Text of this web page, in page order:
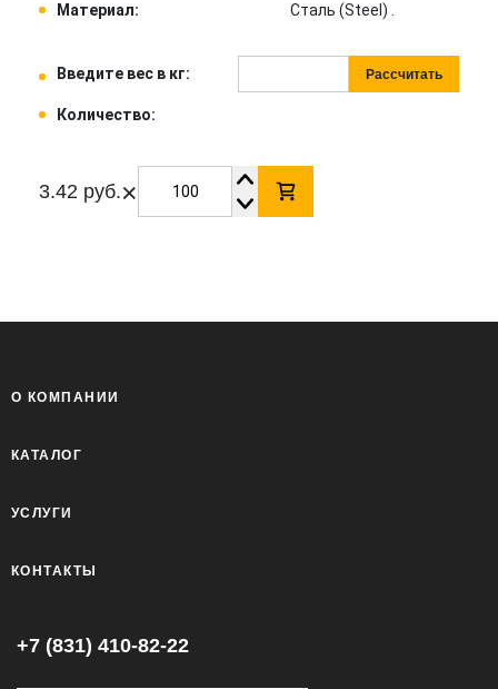
Материал:
Сталь (Steel) .
Введите вес в кг: Рассчитать
Количество:
3.42 руб.×
О КОМПАНИИ
КАТАЛОГ
УСЛУГИ
КОНТАКТЫ
+7 (831) 410-82-22